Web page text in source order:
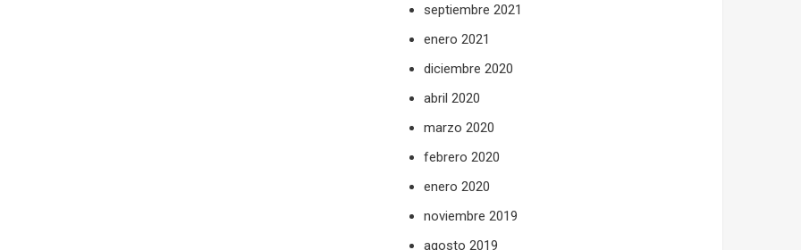
septiembre 2021
enero 2021
diciembre 2020
abril 2020
marzo 2020
febrero 2020
enero 2020
noviembre 2019
agosto 2019